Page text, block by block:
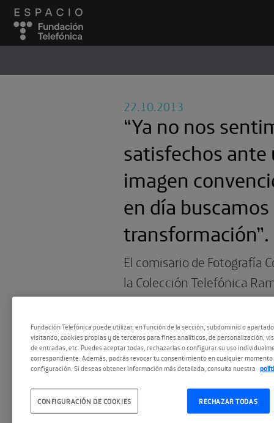
22.10.2013
“Ya no nos
satisfechos ante
imagen
en día
transformación”.
El comisario de Fotografía
la Colección Telefónica
desvela las claves de la
fotografía en las últimas
través de la exposición
público desde el 24 de
Fundación Telefónica puede utilizar, en función de la sección, subdominio o
visitando, cookies propias y de terceros para fines analíticos, de personalización,
de entradas, etc. Puedes aceptar todas, rechazarlas o configurar su uso
correspondiente. Además, podrás revocar tu consentimiento en cualquier momento
configuración. Si deseas obtener información más detallada, consulta nuestra
RECHAZAR TODAS
CONFIGURACIÓN DE COOKIES